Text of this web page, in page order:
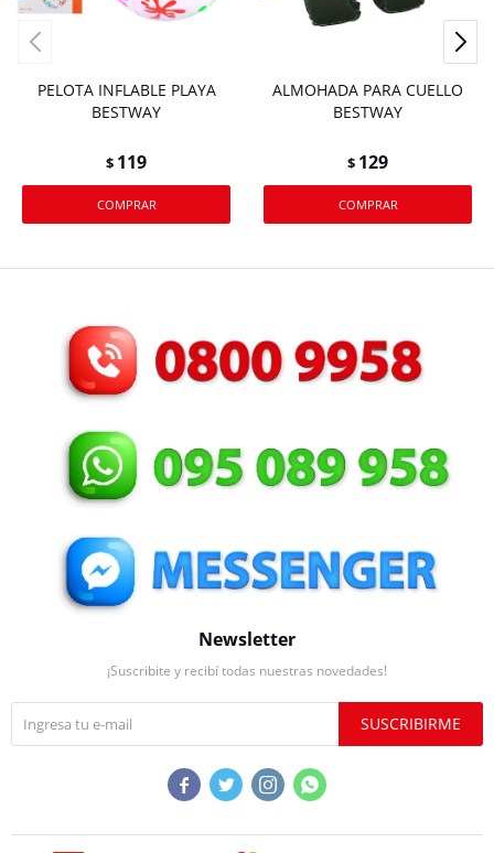
PELOTA INFLABLE PLAYA
BESTWAY
$ 119
ALMOHADA PARA CUELLO
BESTWAY
$ 129
Newsletter
¡Suscribite y recibí todas nuestras novedades!
SUSCRIBIRME
   